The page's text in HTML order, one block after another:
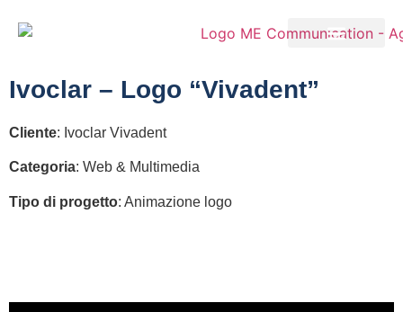
Ivoclar – Logo “Vivadent”
Cliente: Ivoclar Vivadent
Categoria: Web & Multimedia
Tipo di progetto: Animazione logo